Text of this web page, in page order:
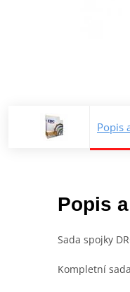
Popis
Popis
Sada spojky
Kompletní